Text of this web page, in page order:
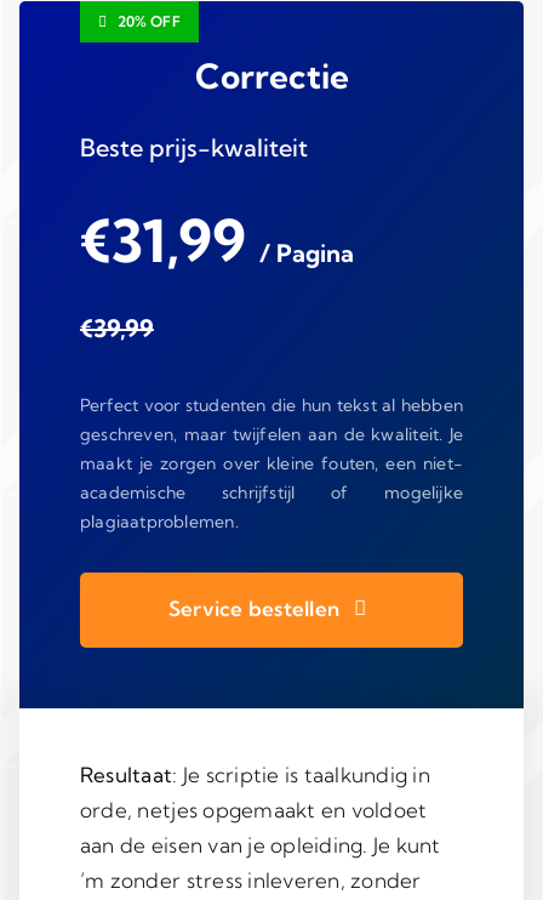
20% OFF
Correctie
Beste prijs-kwaliteit
€31,99 / Pagina
€39,99
Perfect voor studenten die hun tekst al hebben
geschreven, maar twijfelen aan de kwaliteit. Je
maakt je zorgen over kleine fouten, een niet-
academische schrijfstijl of mogelijke
plagiaatproblemen.
Service bestellen
Resultaat: Je scriptie is taalkundig in
orde, netjes opgemaakt en voldoet
aan de eisen van je opleiding. Je kunt
’m zonder stress inleveren, zonder